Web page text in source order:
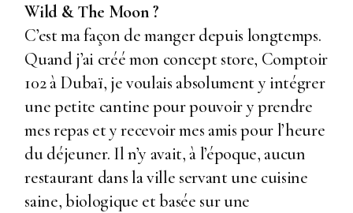
Wild & The Moon ?
C’est ma façon de manger depuis longtemps.
Quand j’ai créé mon concept store, Comptoir
102 à Dubaï, je voulais absolument y intégrer
une petite cantine pour pouvoir y prendre
mes repas et y recevoir mes amis pour l’heure
du déjeuner. Il n’y avait, à l’époque, aucun
restaurant dans la ville servant une cuisine
saine, biologique et basée sur une